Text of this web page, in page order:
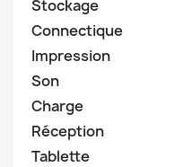
Stockage
Connectique
Impression
Son
Charge
Réception
Tablette